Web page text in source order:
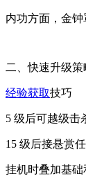
内功方面，金
二、快速升级策
经验获取技巧
5 级后可越级击
15 级后接悬赏
挂机时叠加基